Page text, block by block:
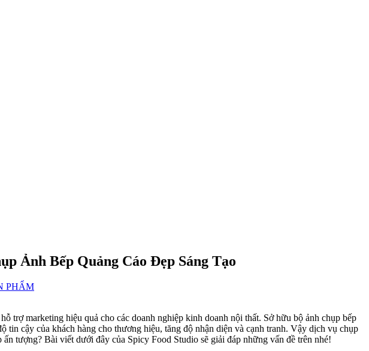
Ảnh Bếp Quảng Cáo Đẹp Sáng Tạo
PHẨM
trợ marketing hiệu quả cho các doanh nghiệp kinh doanh nội thất. Sở hữu bộ ảnh chụp bếp
tin cậy của khách hàng cho thương hiệu, tăng độ nhận diện và cạnh tranh. Vậy dịch vụ chụp
ấn tượng? Bài viết dưới đây của Spicy Food Studio sẽ giải đáp những vấn đề trên nhé!